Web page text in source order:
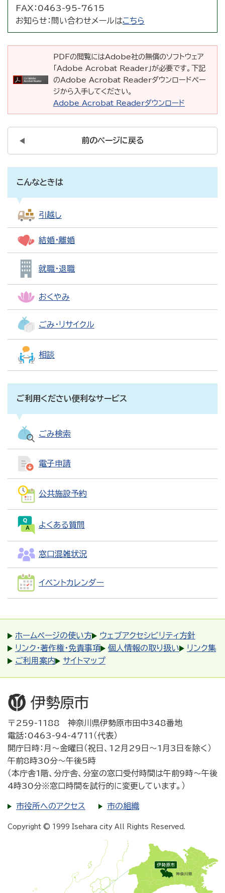
FAX： 0463-95-7615
お知らせ： 問い合わせメールはこちら
PDFの閲覧にはAdobe社の無償のソフトウェア
「Adobe Acrobat Reader」が必要です。下記
のAdobe Acrobat Readerダウンロードペー
ジから入手してください。
Adobe Acrobat Readerダウンロード
前のページに戻る
こんなときは
引越し
結婚・離婚
就職・退職
おくやみ
ごみ・リサイクル
相談
ご利用ください便利なサービス
ごみ検索
電子申請
公共施設予約
よくある質問
窓口混雑状況
イベントカレンダー
ホームページの使い方
ウェブアクセシビリティ方針
リンク・著作権・免責事項
個人情報の取り扱い
リンク集
ご利用案内
サイトマップ
〒259-1188 神奈川県伊勢原市田中348番地
電話：0463-94-4711（代表）
開庁日時：月～金曜日（祝日、12月29日～1月3日を除く）
午前8時30分～午後5時
（本庁舎1階、分庁舎、分室の窓口受付時間は午前9時～午後
4時30分※窓口時間を試行的に変更しています。）
市役所へのアクセス 市の組織
Copyright © 1999 Isehara city All Rights Reserved.